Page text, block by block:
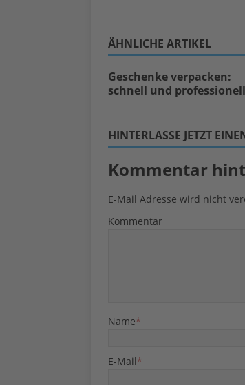
ÄHNLICHE ARTIKEL
Geschenke verpacken:
schnell und professionell
HINTERLASSE JETZT
Kommentar
E-Mail Adresse wird nicht
Kommentar
Name*
E-Mail*